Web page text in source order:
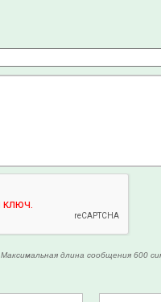
Максимальная длина сообщения 600